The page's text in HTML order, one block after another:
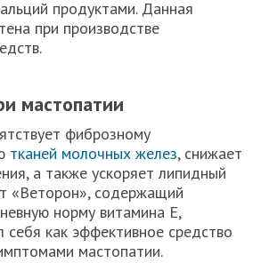
продуктами. Данная
при производстве
мастопатии
фиброзному
тканей молочных желез, снижает
а также ускоряет липидный
«Веторон», содержащий
норму витамина Е,
себя как эффективное средство
мастопатии.